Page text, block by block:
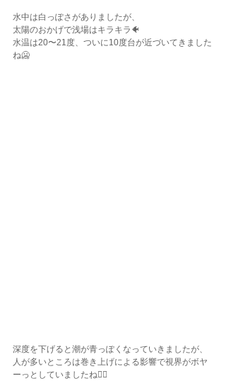
水中は白っぽさがありましたが、
太陽のおかげで浅場はキラキラ🐠
水温は20〜21度、ついに10度台が近づいてきました
ね🥶
深度を下げると潮が青っぽくなっていきましたが、
人が多いところは巻き上げによる影響で視界がボヤ
ーっとしていましたね😶‍🌫️